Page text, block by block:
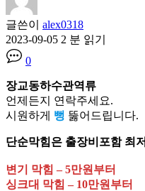
글쓴이 alex0318
2023-09-05 2 분 읽기
0
장교동하수관역류
언제든지 연락주세요.
시원하게 뻥 뚫어드립니다.
단순막힘은 출장비포함 최
변기 막힘 – 5만원부터
싱크대 막힘 – 10만원부터